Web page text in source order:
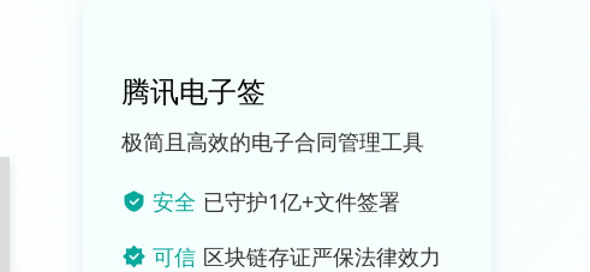
腾讯电子签
极简且高效的电子合同管理工具
安全 已守护1亿+文件签署
可信 区块链存证严保法律效力